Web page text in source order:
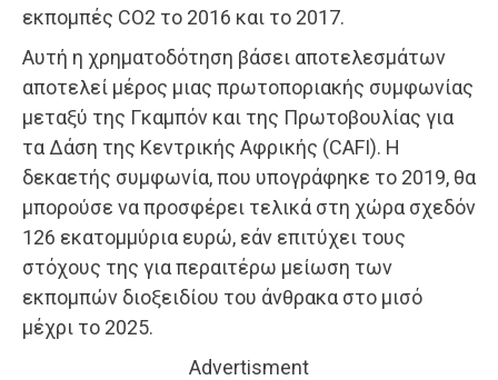
εκπομπές CO2 το 2016 και το 2017.
Αυτή η χρηματοδότηση βάσει αποτελεσμάτων
αποτελεί μέρος μιας πρωτοποριακής συμφωνίας
μεταξύ της Γκαμπόν και της Πρωτοβουλίας για
τα Δάση της Κεντρικής Αφρικής (CAFI). Η
δεκαετής συμφωνία, που υπογράφηκε το 2019, θα
μπορούσε να προσφέρει τελικά στη χώρα σχεδόν
126 εκατομμύρια ευρώ, εάν επιτύχει τους
στόχους της για περαιτέρω μείωση των
εκπομπών διοξειδίου του άνθρακα στο μισό
μέχρι το 2025.
Advertisment